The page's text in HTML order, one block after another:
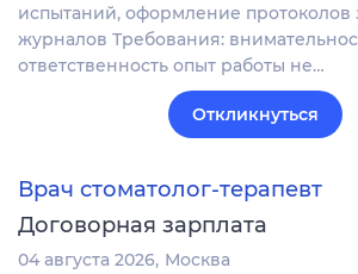
испытаний, оформление протоколов
журналов Требования:
ответственность опыт работы не…
Откликнуться
Врач стоматолог-терапевт
Договорная зарплата
04 августа 2026 Москва